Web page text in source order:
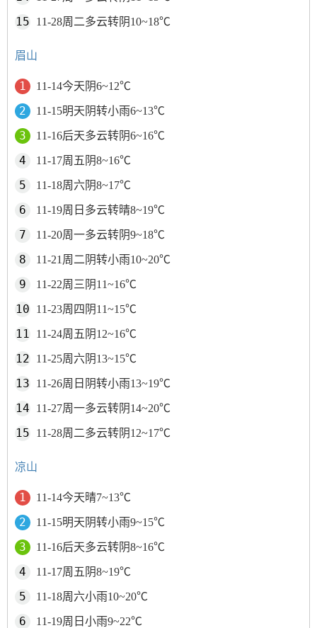
11-28周二多云转阴10~18℃
眉山
11-14今天阴6~12℃
11-15明天阴转小雨6~13℃
11-16后天多云转阴6~16℃
11-17周五阴8~16℃
11-18周六阴8~17℃
11-19周日多云转晴8~19℃
11-20周一多云转阴9~18℃
11-21周二阴转小雨10~20℃
11-22周三阴11~16℃
11-23周四阴11~15℃
11-24周五阴12~16℃
11-25周六阴13~15℃
11-26周日阴转小雨13~19℃
11-27周一多云转阴14~20℃
11-28周二多云转阴12~17℃
凉山
11-14今天晴7~13℃
11-15明天阴转小雨9~15℃
11-16后天多云转阴8~16℃
11-17周五阴8~19℃
11-18周六小雨10~20℃
11-19周日小雨9~22℃